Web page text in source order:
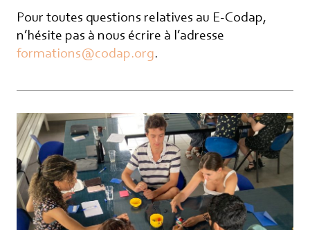
Pour toutes questions relatives au E-Codap,
n’hésite pas à nous écrire à l’adresse
formations@codap.org.